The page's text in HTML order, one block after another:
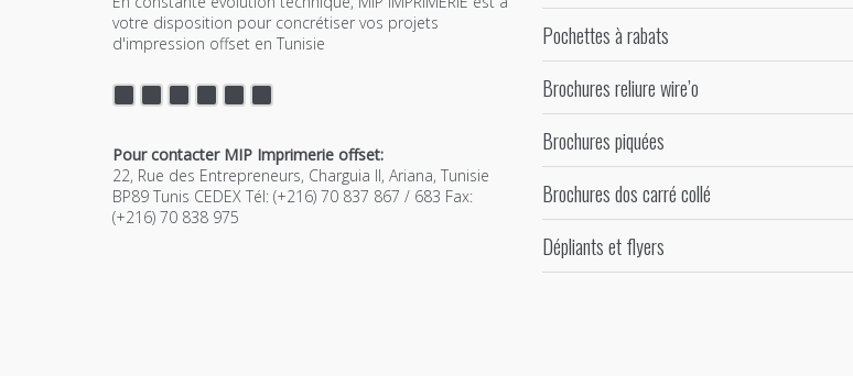
votre disposition pour concrétiser vos projets
d'impression offset en Tunisie
Pour contacter MIP Imprimerie offset:
22, Rue des Entrepreneurs, Charguia II, Ariana, Tunisie
BP89 Tunis CEDEX Tél: (+216) 70 837 867 / 683 Fax:
(+216) 70 838 975
Pochettes à rabats
Brochures reliure wire’o
Brochures piquées
Brochures dos carré collé
Dépliants et flyers